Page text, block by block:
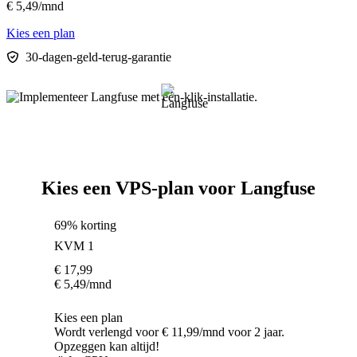
€ 5,49/mnd
Kies een plan
30-dagen-geld-terug-garantie
Kies een VPS-plan voor Langfuse
69% korting
KVM 1
€ 17,99
€ 5,49/mnd
Kies een plan
Wordt verlengd voor € 11,99/mnd voor 2 jaar.
Opzeggen kan altijd!